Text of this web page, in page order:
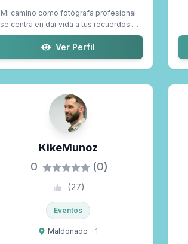
Mi camino como fotógrafa profesional
se centra en dar vida a tus recuerdos y
ele...
Ver Perfil
KikeMunoz
0
(0)
(27)
Eventos
Maldonado +1